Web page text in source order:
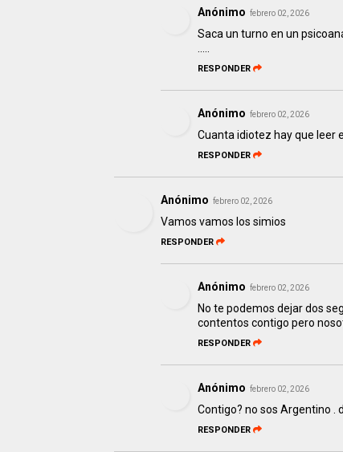
Anónimo febrero 02, 2026
Saca un turno en un
RESPONDER
Anónimo febrero 02, 2026
Cuanta idiotez hay que leer
RESPONDER
Anónimo febrero 02, 2026
Vamos vamos los simios
RESPONDER
Anónimo febrero 02, 2026
No te podemos dejar dos
contentos contigo pero
RESPONDER
Anónimo febrero 02, 2026
Contigo? no sos Argentino .
RESPONDER